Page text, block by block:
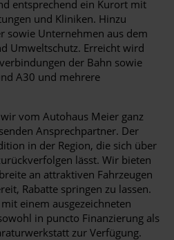
entsprechend ein Kurort mit
und Kliniken. Hinzu
sowie Unternehmen aus dem
Umweltschutz. Erreicht wird
der Bahn sowie
A30 und mehrere
vom Autohaus Meier ganz
Ansprechpartner. Der
in der Region, die sich über
lässt. Wir bieten
an attraktiven Fahrzeugen
Rabatte springen zu lassen.
einem ausgezeichneten
in puncto Finanzierung als
zur Verfügung.